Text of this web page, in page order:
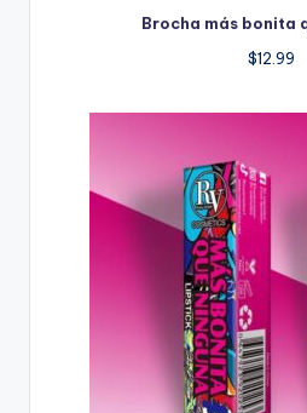
Brocha más bonita
$12.99